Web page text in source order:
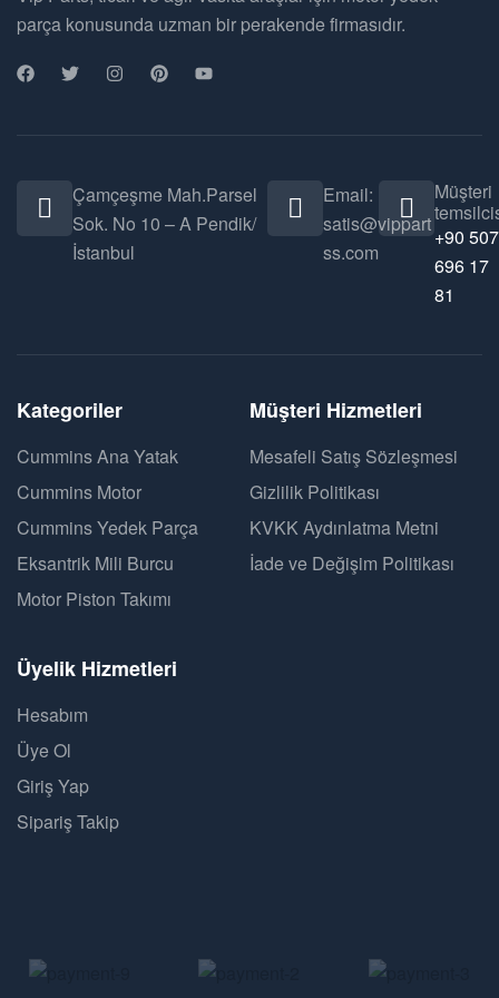
parça konusunda uzman bir perakende firmasıdır.
Çamçeşme Mah.Parsel
Sok. No 10 – A Pendik/
İstanbul
Email:
satis@vippart
ss.com
Müşteri
+90 507
696 17
81
Kategoriler
Cummins Ana Yatak
Cummins Motor
Cummins Yedek Parça
Eksantrik Mili Burcu
Motor Piston Takımı
Müşteri Hizmetleri
Mesafeli Satış Sözleşmesi
Gizlilik Politikası
KVKK Aydınlatma Metni
İade ve Değişim Politikası
Üyelik Hizmetleri
Hesabım
Üye Ol
Giriş Yap
Sipariş Takip